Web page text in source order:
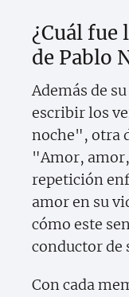
¿Cuál fue
de Pablo
Además de
escribir los
noche", otra
"Amor,
repetición
amor en su
cómo este
conductor de
Con cada